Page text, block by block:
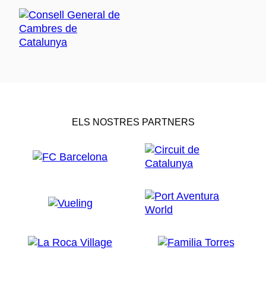
ELS NOSTRES PARTNERS